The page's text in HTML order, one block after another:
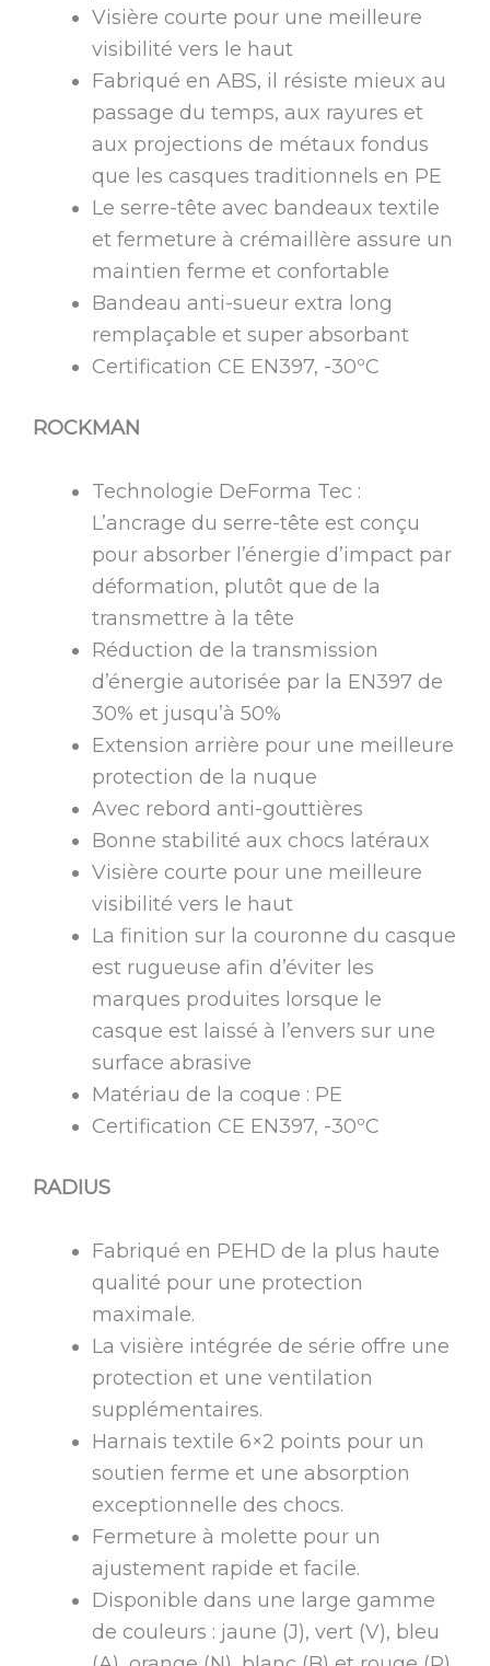
Visière courte pour une meilleure
visibilité vers le haut
Fabriqué en ABS, il résiste mieux au
passage du temps, aux rayures et
aux projections de métaux fondus
que les casques traditionnels en PE
Le serre-tête avec bandeaux textile
et fermeture à crémaillère assure un
maintien ferme et confortable
Bandeau anti-sueur extra long
remplaçable et super absorbant
Certification CE EN397, -30ºC
ROCKMAN
Technologie DeForma Tec :
L’ancrage du serre-tête est conçu
pour absorber l’énergie d’impact par
déformation, plutôt que de la
transmettre à la tête
Réduction de la transmission
d’énergie autorisée par la EN397 de
30% et jusqu’à 50%
Extension arrière pour une meilleure
protection de la nuque
Avec rebord anti-gouttières
Bonne stabilité aux chocs latéraux
Visière courte pour une meilleure
visibilité vers le haut
La finition sur la couronne du casque
est rugueuse afin d’éviter les
marques produites lorsque le
casque est laissé à l’envers sur une
surface abrasive
Matériau de la coque : PE
Certification CE EN397, -30ºC
RADIUS
Fabriqué en PEHD de la plus haute
qualité pour une protection
maximale.
La visière intégrée de série offre une
protection et une ventilation
supplémentaires.
Harnais textile 6×2 points pour un
soutien ferme et une absorption
exceptionnelle des chocs.
Fermeture à molette pour un
ajustement rapide et facile.
Disponible dans une large gamme
de couleurs : jaune (J), vert (V), bleu